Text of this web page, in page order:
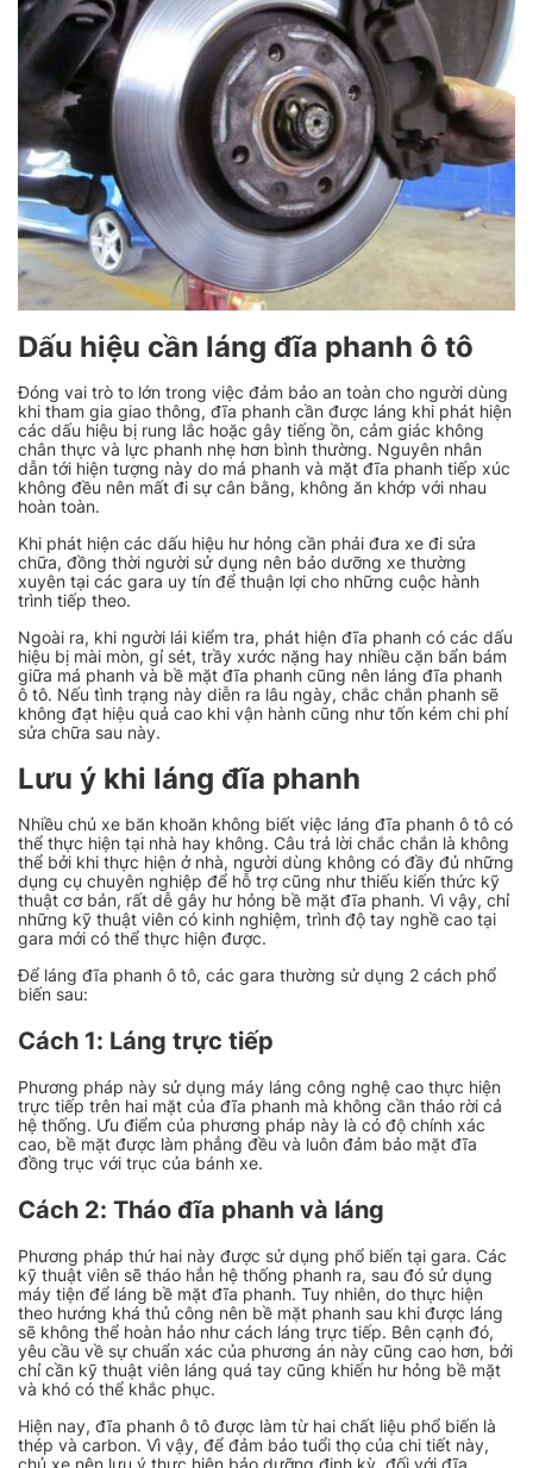
Dấu hiệu cần láng đĩa phanh ô tô
Đóng vai trò to lớn trong việc đảm bảo an toàn cho người dùng
khi tham gia giao thông, đĩa phanh cần được láng khi phát hiện
các dấu hiệu bị rung lắc hoặc gây tiếng ồn, cảm giác không
chân thực và lực phanh nhẹ hơn bình thường. Nguyên nhân
dẫn tới hiện tượng này do má phanh và mặt đĩa phanh tiếp xúc
không đều nên mất đi sự cân bằng, không ăn khớp với nhau
hoàn toàn.
Khi phát hiện các dấu hiệu hư hỏng cần phải đưa xe đi sửa
chữa, đồng thời người sử dụng nên bảo dưỡng xe thường
xuyên tại các gara uy tín để thuận lợi cho những cuộc hành
trình tiếp theo.
Ngoài ra, khi người lái kiểm tra, phát hiện đĩa phanh có các dấu
hiệu bị mài mòn, gỉ sét, trầy xước nặng hay nhiều cặn bẩn bám
giữa má phanh và bề mặt đĩa phanh cũng nên láng đĩa phanh
ô tô. Nếu tình trạng này diễn ra lâu ngày, chắc chắn phanh sẽ
không đạt hiệu quả cao khi vận hành cũng như tốn kém chi phí
sửa chữa sau này.
Lưu ý khi láng đĩa phanh
Nhiều chủ xe băn khoăn không biết việc láng đĩa phanh ô tô có
thể thực hiện tại nhà hay không. Câu trả lời chắc chắn là không
thể bởi khi thực hiện ở nhà, người dùng không có đầy đủ những
dụng cụ chuyên nghiệp để hỗ trợ cũng như thiếu kiến thức kỹ
thuật cơ bản, rất dễ gây hư hỏng bề mặt đĩa phanh. Vì vậy, chỉ
những kỹ thuật viên có kinh nghiệm, trình độ tay nghề cao tại
gara mới có thể thực hiện được.
Để láng đĩa phanh ô tô, các gara thường sử dụng 2 cách phổ
biến sau:
Cách 1: Láng trực tiếp
Phương pháp này sử dụng máy láng công nghệ cao thực hiện
trực tiếp trên hai mặt của đĩa phanh mà không cần tháo rời cả
hệ thống. Ưu điểm của phương pháp này là có độ chính xác
cao, bề mặt được làm phẳng đều và luôn đảm bảo mặt đĩa
đồng trục với trục của bánh xe.
Cách 2: Tháo đĩa phanh và láng
Phương pháp thứ hai này được sử dụng phổ biến tại gara. Các
kỹ thuật viên sẽ tháo hẳn hệ thống phanh ra, sau đó sử dụng
máy tiện để láng bề mặt đĩa phanh. Tuy nhiên, do thực hiện
theo hướng khá thủ công nên bề mặt phanh sau khi được láng
sẽ không thể hoàn hảo như cách láng trực tiếp. Bên cạnh đó,
yêu cầu về sự chuẩn xác của phương án này cũng cao hơn, bởi
chỉ cần kỹ thuật viên láng quá tay cũng khiến hư hỏng bề mặt
và khó có thể khắc phục.
Hiện nay, đĩa phanh ô tô được làm từ hai chất liệu phổ biến là
thép và carbon. Vì vậy, để đảm bảo tuổi thọ của chi tiết này,
chủ xe nên lưu ý thực hiện bảo dưỡng định kỳ, đối với đĩa